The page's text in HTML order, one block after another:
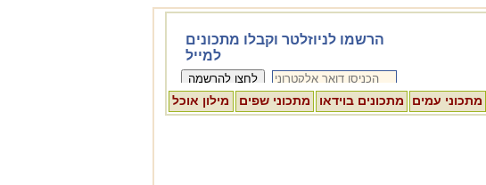
מתכוני עמים מתכונים בוידאו מתכוני שפים מילון אוכל